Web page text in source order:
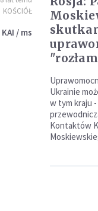
KOŚCIÓŁ
KAI / ms
Ukrainie
w tym kraju
Kontaktów